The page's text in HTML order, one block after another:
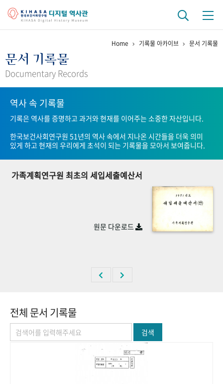
걸어온 길 기관 변천사
연구 역사
정책과 연구 키워드로 보는 연구 역사
연구자들
기록물 아카이브
사진 아카이브 문서 기록물 행정박물
숫자로 보는 50년 50+1주년 광장
Home 기록물 아카이브 문서 기록물
문서 기록물
Documentary Records
역사 속 기록물
기록은 역사를 증명하고 과거와 현재를 이어주는 소중한 자산입니다.
한국보건사회연구원 51년의 역사 속에서 지나온 시간들을 더욱 의미
있게 하고 현재의 우리에게 초석이 되는 기록물을 모아서 보여줍니다.
가족계획연구원 최초의 세입세출예산서
원문 다운로드
전체 문서 기록물
검색